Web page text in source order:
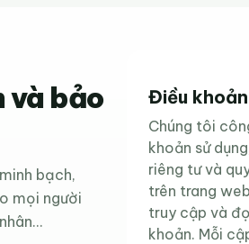
và bảo
bạch,
mọi người
Điều
Chúng tôi
khoản sử
riêng tư và
trên trang
truy cập và
khoản. Mỗi